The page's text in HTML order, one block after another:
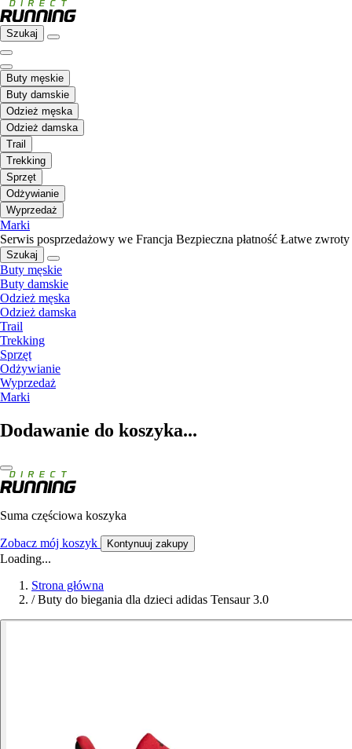
Szukaj
Buty męskie
Buty damskie
Odzież męska
Odzież damska
Trail
Trekking
Sprzęt
Odżywianie
Wyprzedaż
Marki
Serwis posprzedażowy we Francja Bezpieczna płatność Łatwe zwroty
Szukaj
Buty męskie
Buty damskie
Odzież męska
Odzież damska
Trail
Trekking
Sprzęt
Odżywianie
Wyprzedaż
Marki
Dodawanie do koszyka...
Suma częściowa koszyka
Zobacz mój koszyk Kontynuuj zakupy
Loading...
Strona główna
/ Buty do biegania dla dzieci adidas Tensaur 3.0